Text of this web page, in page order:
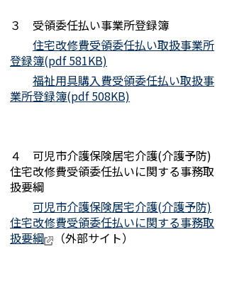
３ 受領委任払い事業所登録簿
住宅改修費受領委任払い取扱事業所
登録簿(pdf 581KB)
福祉用具購入費受領委任払い取扱事
業所登録簿(pdf 508KB)
４ 可児市介護保険居宅介護(介護予防)
住宅改修費受領委任払いに関する事務取
扱要綱
可児市介護保険居宅介護(介護予防)
住宅改修費受領委任払いに関する事務取
扱要綱
（外部サイト）